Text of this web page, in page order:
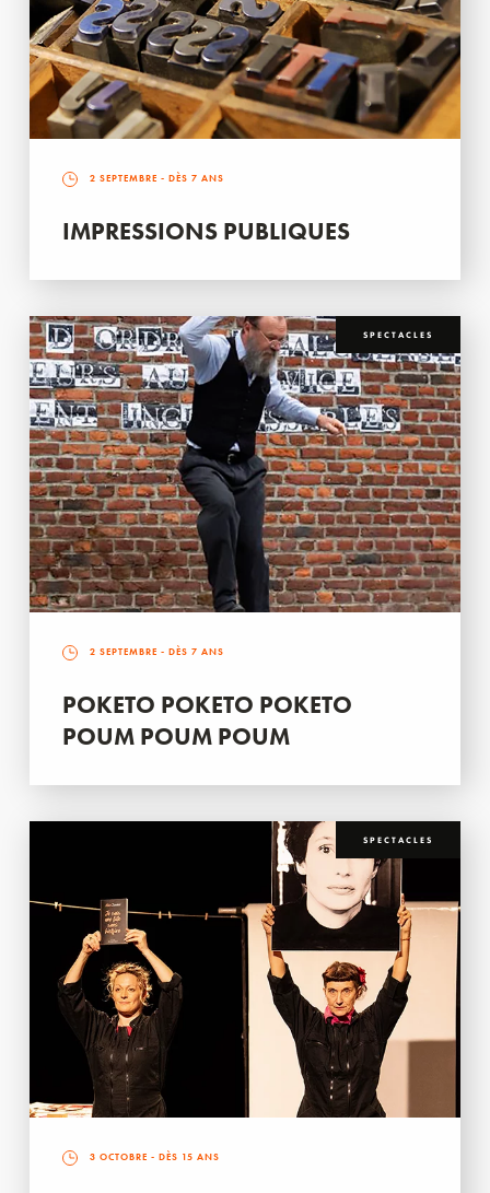
2 SEPTEMBRE - DÈS 7 ANS
IMPRESSIONS PUBLIQUES
SPECTACLES
2 SEPTEMBRE - DÈS 7 ANS
POKETO POKETO POKETO
POUM POUM POUM
SPECTACLES
3 OCTOBRE - DÈS 15 ANS